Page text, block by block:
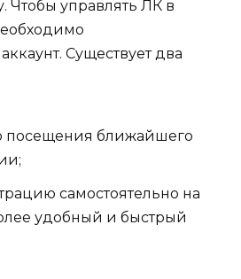
Чтобы управлять ЛК в
Существует два
посещения ближайшего
самостоятельно на
удобный и быстрый